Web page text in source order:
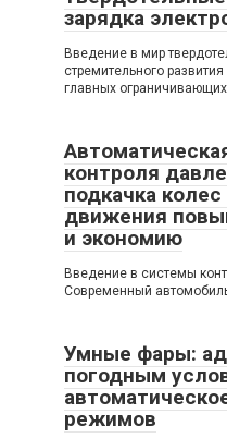
зарядка
Введение в мир
стремительного
главных ограничивающих
контроля
подкачка
движения
и экономию
Введение в системы
Современный
Умные фары:
погодным
режимов